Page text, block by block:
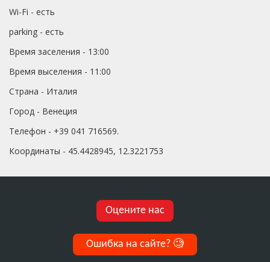
Wi-Fi - есть
parking - есть
Время заселения - 13:00
Время выселения - 11:00
Страна - Италия
Город - Венеция
Телефон - +39 041 716569.
Координаты - 45.4428945, 12.3221753
Оцените нас
Ошибка на сайте? 🧐